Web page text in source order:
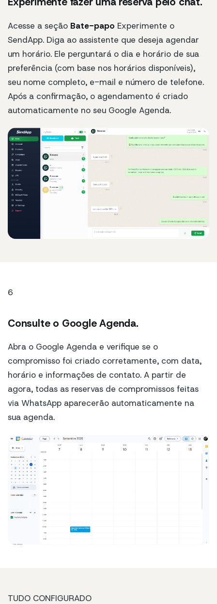
Acesse a seção Bate-papo Experimente o
SendApp. Diga ao assistente que deseja agendar
um horário. Ele perguntará o dia e horário de sua
preferência (com base nos horários disponíveis),
seu nome completo, e-mail e número de telefone.
Após a confirmação, o agendamento é criado
automaticamente no seu Google Agenda.
6
Consulte o Google Agenda.
Abra o Google Agenda e verifique se o
compromisso foi criado corretamente, com data,
horário e informações de contato. A partir de
agora, todas as reservas de compromissos feitas
via WhatsApp aparecerão automaticamente na
sua agenda.
TUDO CONFIGURADO